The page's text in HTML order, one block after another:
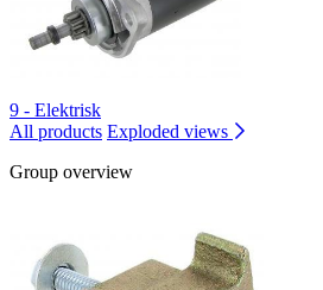
9 - Elektrisk
All products Exploded views
Group overview